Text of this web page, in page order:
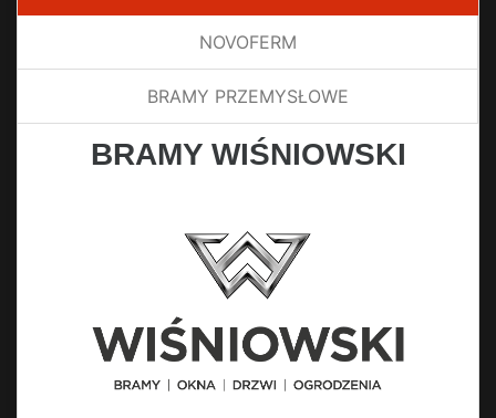
NOVOFERM
BRAMY PRZEMYSŁOWE
BRAMY WIŚNIOWSKI